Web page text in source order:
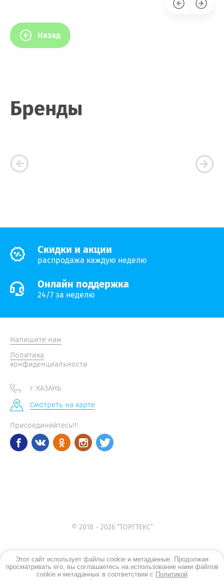
Этот сайт использует файлы cookie и метаданные. Продолжая
просматривать его, вы соглашаетесь на использование нами файлов
cookie и метаданных в соответствии с Политикой
Назад
Бренды
Cкидки и акции
распродажа каждую неделю
Онлайн поддержка
24/7 за неделю
Напишите нам
Политика
конфиденциальности
г. КАЗАНЬ
Смотреть на карте
Присоединяйтесь!!!
© 2018 - 2026 “ТОРГТЕКС”